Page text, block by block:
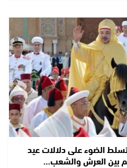
الضوء على دلالات عيد
بين العرش والشعب…